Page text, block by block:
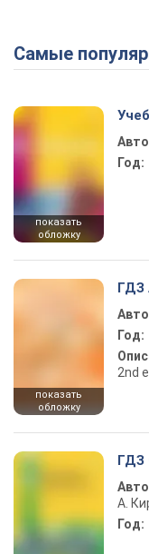
Самые
показать
обложку
Год:
показать
обложку
ГДЗ
Год:
2nd
ГДЗ
А.
Год: